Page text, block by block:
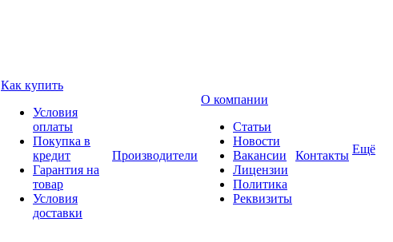
Как купить
Условия
оплаты
Покупка в
кредит
Гарантия на
товар
Условия
доставки
Производители
О компании
Статьи
Новости
Вакансии
Лицензии
Политика
Реквизиты
Контакты Ещё